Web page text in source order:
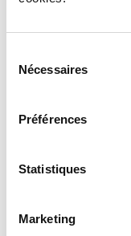
Nécessaires
Préférences
Statistiques
Marketing